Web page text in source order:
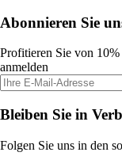
Abonnieren Sie
Profitieren Sie von
anmelden
Bleiben Sie in
Folgen Sie uns in den